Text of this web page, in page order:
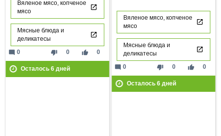
Вяленое мясо, копченое
мясо
Мясные блюда и
деликатесы
thumb_down 0 thumb_up 0
mode_comment 0
Осталось 6дней
Вяленое мясо, копченое
мясо
Мясные блюда и
деликатесы
thumb_down 0 thumb_up 0
mode_comment 0
Осталось 6дней